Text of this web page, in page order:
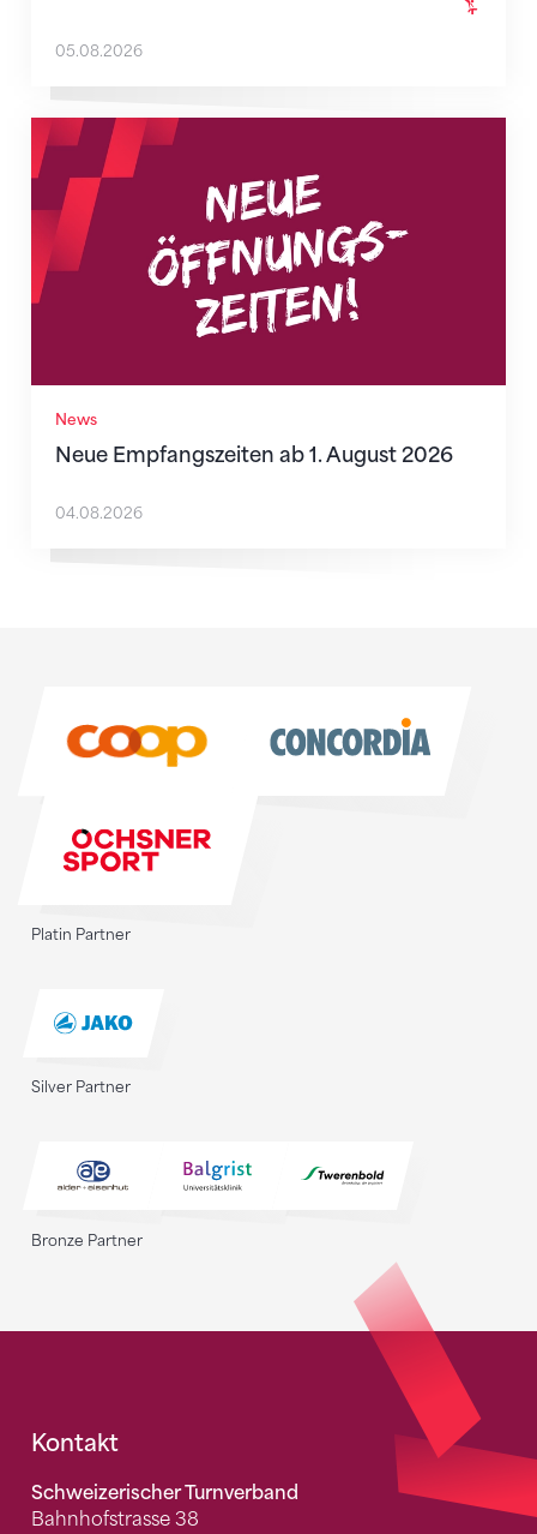
05.08.2026
News
Neue Empfangszeiten ab 1. August 2026
Neue Empfangszeiten ab 1. August 2026
04.08.2026
Platin Partner
Silver Partner
Bronze Partner
Fusszeile
Kontakt
Schweizerischer Turnverband
Bahnhofstrasse 38